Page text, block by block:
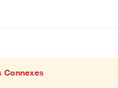
Connexes